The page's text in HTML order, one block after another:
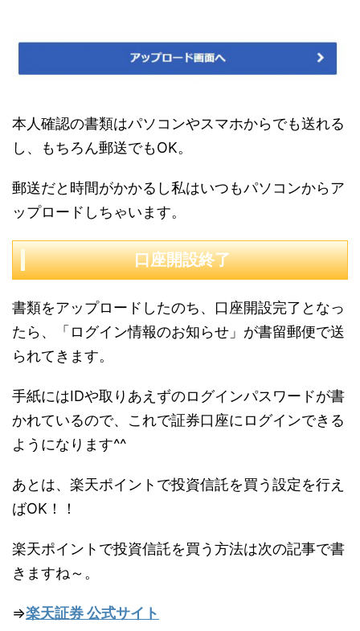
本人確認の書類はパソコンやスマホからでも送れる
し、もちろん郵送でもOK。
郵送だと時間がかかるし私はいつもパソコンからア
ップロードしちゃいます。
口座開設終了
書類をアップロードしたのち、口座開設完了となっ
たら、「ログイン情報のお知らせ」が書留郵便で送
られてきます。
手紙にはIDや取りあえずのログインパスワードが書
かれているので、これで証券口座にログインできる
ようになります^^
あとは、楽天ポイントで投資信託を買う設定を行え
ばOK！！
楽天ポイントで投資信託を買う方法は次の記事で書
きますね～。
⇒楽天証券 公式サイト